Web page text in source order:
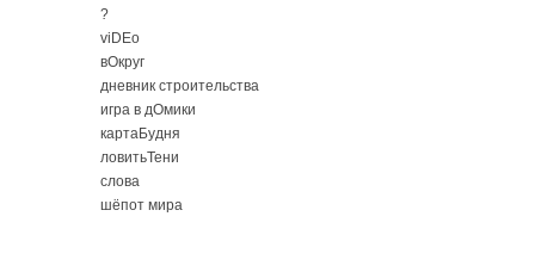
?
viDEo
вОкруг
дневник строительства
игра в дОмики
картаБудня
ловитьТени
слова
шёпот мира